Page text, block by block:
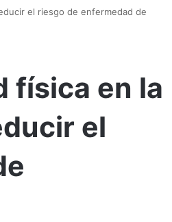
el riesgo de enfermedad de
física en la
el